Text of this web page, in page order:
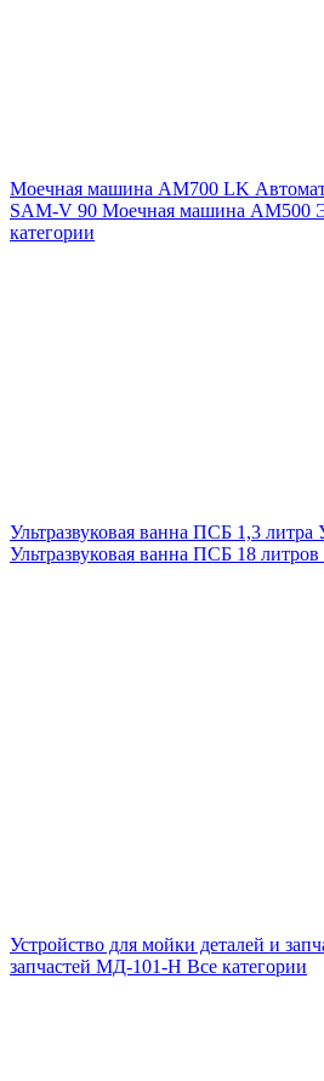
Моечная машина AM700 LK
SAM-V 90 Моечная машина АМ500
категории
Ультразвуковая ванна ПСБ 1,3 литра
Ультразвуковая ванна ПСБ 18 литров
Устройство для мойки деталей и
запчастей МД-101-Н Все категории